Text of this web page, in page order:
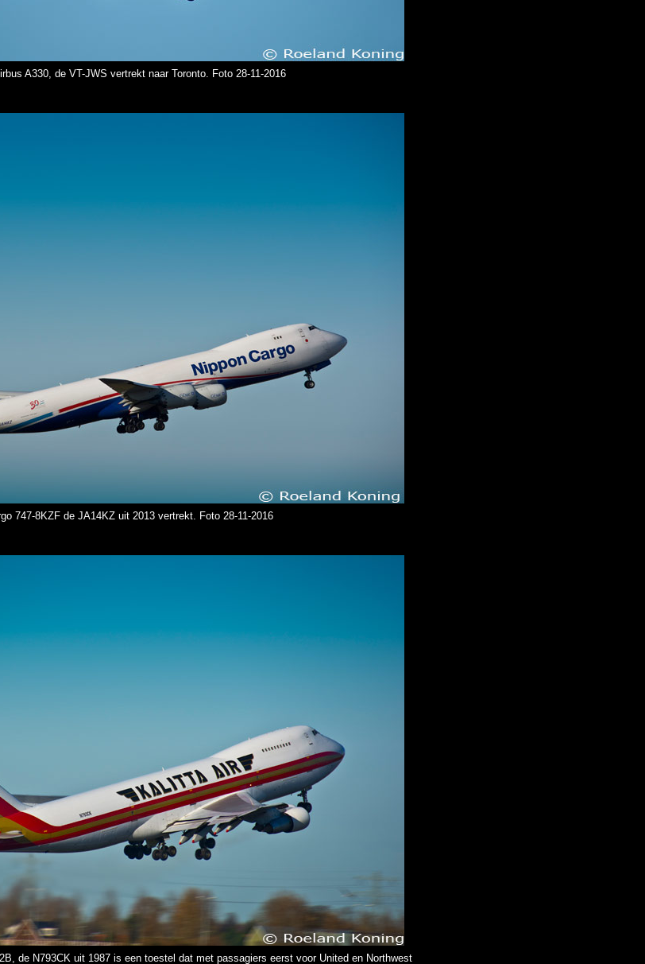
A330, de VT-JWS vertrekt naar Toronto. Foto 28-11-2016
747-8KZF de JA14KZ uit 2013 vertrekt. Foto 28-11-2016
de N793CK uit 1987 is een toestel dat met passagiers eerst voor United en Northwest